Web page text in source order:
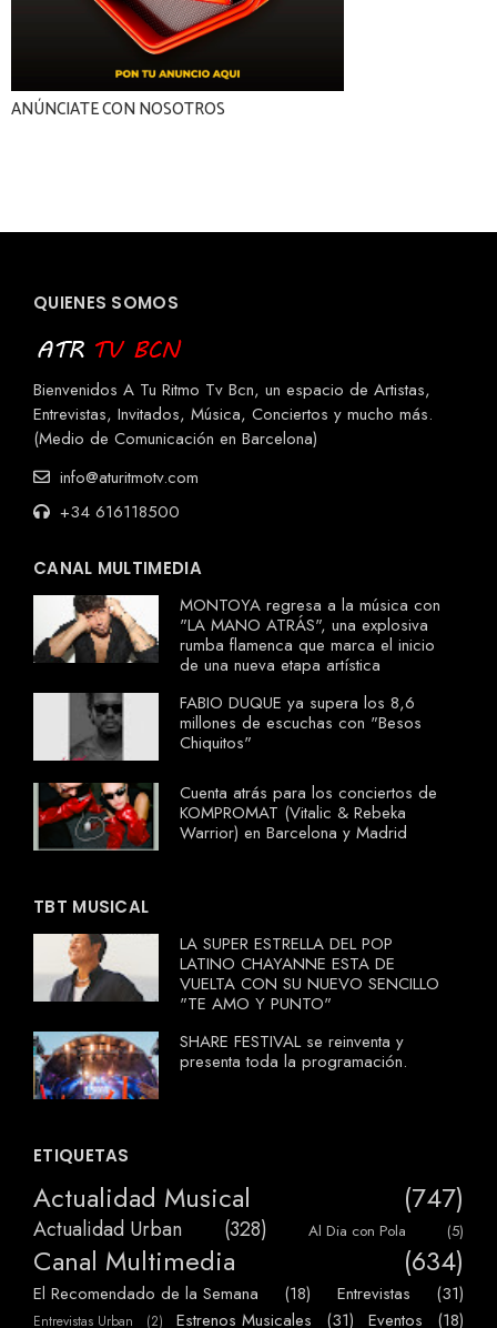
ANÚNCIATE CON NOSOTROS
QUIENES SOMOS
Bienvenidos A Tu Ritmo Tv Bcn, un espacio de Artistas,
Entrevistas, Invitados, Música, Conciertos y mucho más.
(Medio de Comunicación en Barcelona)
info@aturitmotv.com
+34 616118500
CANAL MULTIMEDIA
MONTOYA regresa a la música con
"LA MANO ATRÁS", una explosiva
rumba flamenca que marca el inicio
de una nueva etapa artística
FABIO DUQUE ya supera los 8,6
millones de escuchas con "Besos
Chiquitos"
Cuenta atrás para los conciertos de
KOMPROMAT (Vitalic & Rebeka
Warrior) en Barcelona y Madrid
TBT MUSICAL
LA SUPER ESTRELLA DEL POP
LATINO CHAYANNE ESTA DE
VUELTA CON SU NUEVO SENCILLO
"TE AMO Y PUNTO"
SHARE FESTIVAL se reinventa y
presenta toda la programación.
ETIQUETAS
Actualidad Musical (747)
Actualidad Urban (328) Al Dia con Pola (5)
Canal Multimedia (634)
El Recomendado de la Semana (18) Entrevistas (31)
Entrevistas Urban (2) Estrenos Musicales (31) Eventos (18)